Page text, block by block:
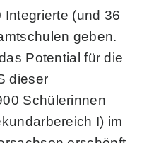
(und 36
geben.
Potential für die
dieser
Schülerinnen
I) im